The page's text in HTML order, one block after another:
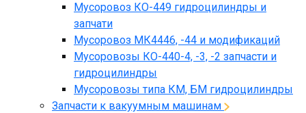
Мусоровоз КО-449 гидроцилиндры и
запчати
Мусоровоз МК4446, -44 и модификаций
Мусоровозы КО-440-4, -3, -2 запчасти и
гидроцилиндры
Мусоровозы типа КМ, БМ гидроцилиндры
Запчасти к вакуумным машинам